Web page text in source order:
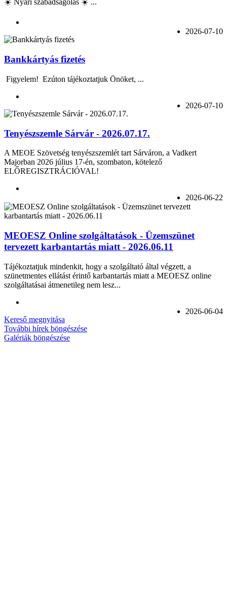
☀️ Nyári szabadságolás ☀️ ...
2026-07-10
Bankkártyás fizetés
Figyelem! Ezúton tájékoztatjuk Önöket, ...
2026-07-10
Tenyészszemle Sárvár - 2026.07.17.
A MEOE Szövetség tenyészszemlét tart Sárváron, a Vadkert
Majorban 2026 július 17-én, szombaton, kötelező
ELŐREGISZTRÁCIÓVAL!
2026-06-22
MEOESZ Online szolgáltatások - Üzemszünet
tervezett karbantartás miatt - 2026.06.11
Tájékoztatjuk mindenkit, hogy a szolgáltató által végzett, a
szünetmentes ellátást érintő karbantartás miatt a MEOESZ online
szolgáltatásai átmenetileg nem lesz...
2026-06-04
Kereső megnyitása
További hírek böngészése
Galériák böngészése